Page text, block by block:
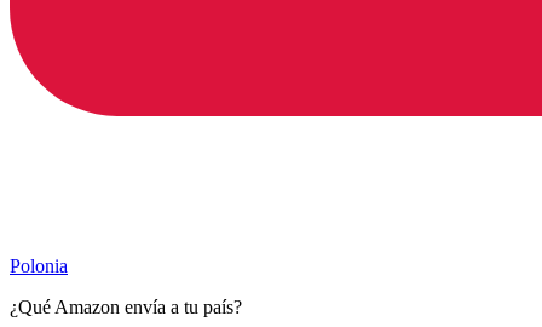
Polonia
¿Qué Amazon envía a tu país?